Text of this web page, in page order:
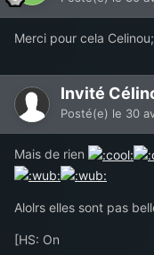
Merci pour cela
Invité
Posté(e) le 30
Mais de rien
Alolrs elles sont pas
[HS: On